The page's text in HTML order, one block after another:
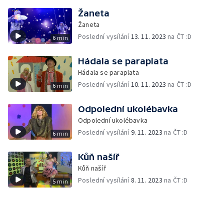
6 min
Žaneta
Žaneta
Poslední vysílání13. 11. 2023 na ČT :D
6 min
Hádala se paraplata
Hádala se paraplata
Poslední vysílání10. 11. 2023 na ČT :D
6 min
Odpolední ukolébavka
Odpolední ukolébavka
Poslední vysílání9. 11. 2023 na ČT :D
5 min
Kůň našíř
Kůň našíř
Poslední vysílání8. 11. 2023 na ČT :D